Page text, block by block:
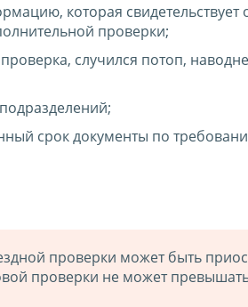
которая
проверки;
случился потоп,
срок документы по
проверки может быть
проверки не может